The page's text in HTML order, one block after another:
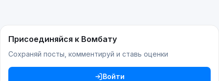
Присоединяйся к Вомбату
Сохраняй посты, комментируй и ставь оценки
Войти